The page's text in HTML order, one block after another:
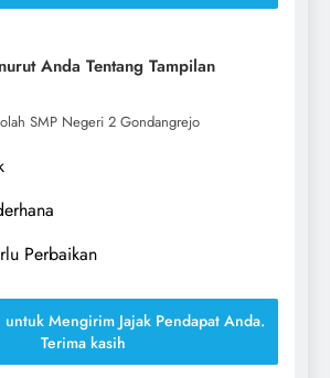
Anda Tentang Tampilan
SMP Negeri 2 Gondangrejo
Perbaikan
Mengirim Jajak Pendapat Anda.
Terima kasih